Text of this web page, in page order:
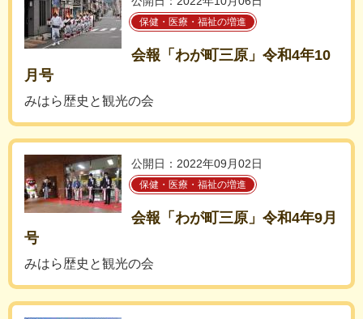
保健・医療・福祉の増進
会報「わが町三原」令和4年10
月号
みはら歴史と観光の会
公開日：2022年09月02日
保健・医療・福祉の増進
会報「わが町三原」令和4年9月
号
みはら歴史と観光の会